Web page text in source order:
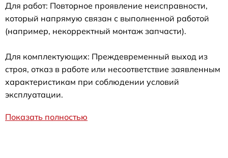
Для работ: Повторное проявление неисправности,
который напрямую связан с выполненной работой
(например, некорректный монтаж запчасти).
Для комплектующих: Преждевременный выход из
строя, отказ в работе или несоответствие заявленным
характеристикам при соблюдении условий
эксплуатации.
Показать полностью